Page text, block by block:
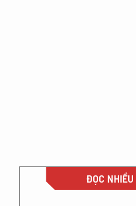
ĐỌC NHIỀU